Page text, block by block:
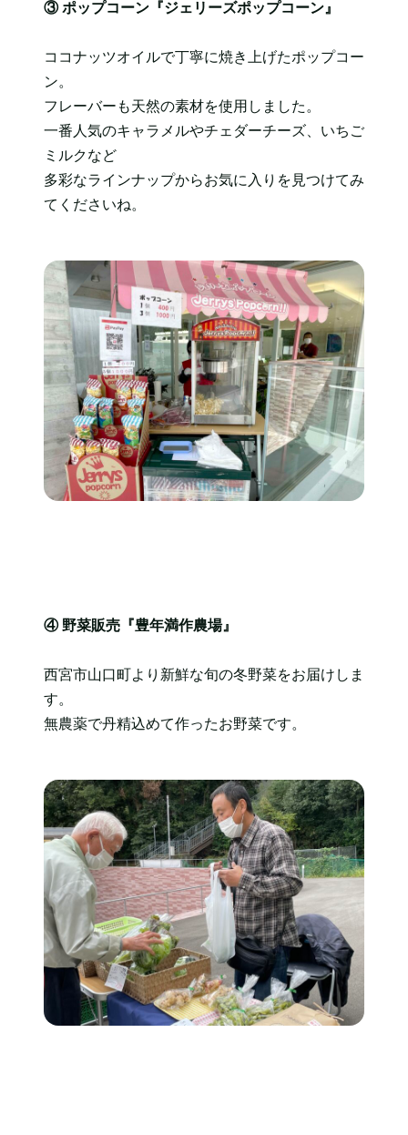
③ ポップコーン『ジェリーズポップコーン』
ココナッツオイルで丁寧に焼き上げたポップコー
ン。
フレーバーも天然の素材を使用しました。
一番人気のキャラメルやチェダーチーズ、いちご
ミルクなど
多彩なラインナップからお気に入りを見つけてみ
てくださいね。
④ 野菜販売『豊年満作農場』
西宮市山口町より新鮮な旬の冬野菜をお届けしま
す。
無農薬で丹精込めて作ったお野菜です。